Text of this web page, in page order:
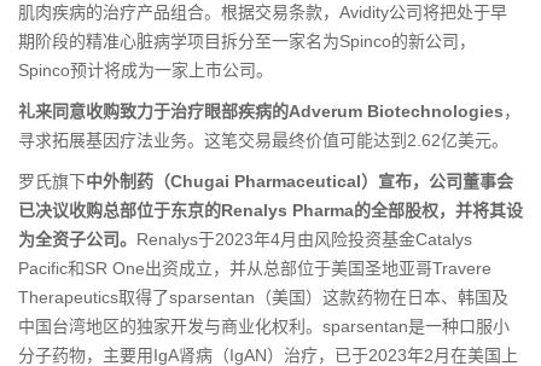
肌肉疾病的治疗产品组合。根据交易条款，Avidity公司将把处于早
期阶段的精准心脏病学项目拆分至一家名为Spinco的新公司，
Spinco预计将成为一家上市公司。
礼来同意收购致力于治疗眼部疾病的Adverum Biotechnologies，
寻求拓展基因疗法业务。这笔交易最终价值可能达到2.62亿美元。
罗氏旗下中外制药（Chugai Pharmaceutical）宣布，公司董事会
已决议收购总部位于东京的Renalys Pharma的全部股权，并将其设
为全资子公司。 Renalys于2023年4月由风险投资基金Catalys
Pacific和SR One出资成立，并从总部位于美国圣地亚哥Travere
Therapeutics取得了sparsentan（美国）这款药物在日本、韩国及
中国台湾地区的独家开发与商业化权利。sparsentan是一种口服小
分子药物，主要用IgA肾病（IgAN）治疗，已于2023年2月在美国上